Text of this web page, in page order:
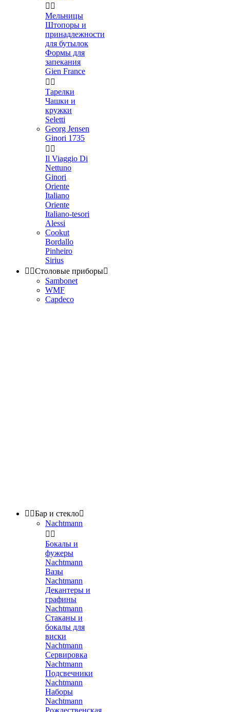
 
Мельницы
Штопоры и
принадлежности
для бутылок
Формы для
запекания
Gien France
 
Тарелки
Чашки и
кружки
Seletti
Georg Jensen
Ginori 1735
 
Il Viaggio Di
Nettuno
Ginori
Oriente
Italiano
Oriente
Italiano-tesori
Alessi
Cookut
Bordallo
Pinheiro
Sirius
 Столовые приборы
Sambonet
WMF
Capdeco
 Бар и стекло
Nachtmann
 
Бокалы и
фужеры
Nachtmann
Вазы
Nachtmann
Декантеры и
графины
Nachtmann
Стаканы и
бокалы для
виски
Nachtmann
Сервировка
Nachtmann
Подсвечники
Nachtmann
Наборы
Nachtmann
Рождественская